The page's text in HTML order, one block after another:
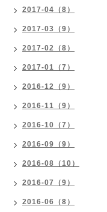
2017-04（8）
2017-03（9）
2017-02（8）
2017-01（7）
2016-12（9）
2016-11（9）
2016-10（7）
2016-09（9）
2016-08（10）
2016-07（9）
2016-06（8）